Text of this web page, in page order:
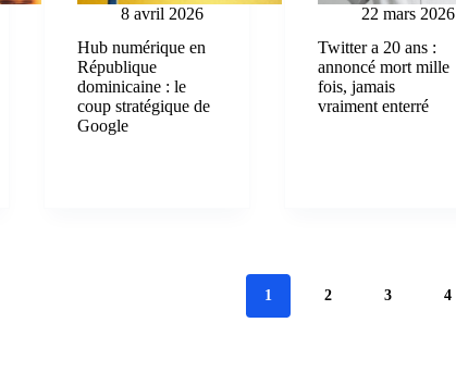
8 avril 2026
Hub numérique en
République
dominicaine : le
coup stratégique de
Google
22 mars 2026
Twitter a 20 ans :
annoncé mort mille
fois, jamais
vraiment enterré
1 2 3 4